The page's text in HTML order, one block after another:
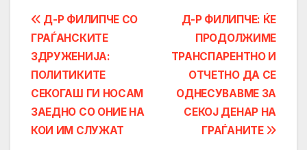
Post
navigation
Д-Р ФИЛИПЧЕ: ЌЕ
ПРОДОЛЖИМЕ
ТРАНСПАРЕНТНО И
ОТЧЕТНО ДА СЕ
ОДНЕСУВАВМЕ ЗА
СЕКОЈ ДЕНАР НА
ГРАЃАНИТЕ
Д-Р ФИЛИПЧЕ СО
ГРАЃАНСКИТЕ
ЗДРУЖЕНИЈА:
ПОЛИТИКИТЕ
СЕКОГАШ ГИ НОСАМ
ЗАЕДНО СО ОНИЕ НА
КОИ ИМ СЛУЖАТ